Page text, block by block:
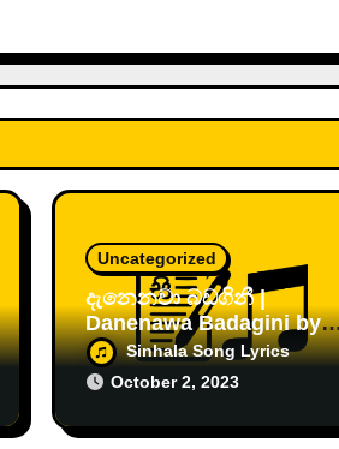
Uncategorized
දැනෙනවා බඩගිනී |
Danenawa Badagini by
Sanjeew Lonliyes
Sinhala Song Lyrics
October 2, 2023